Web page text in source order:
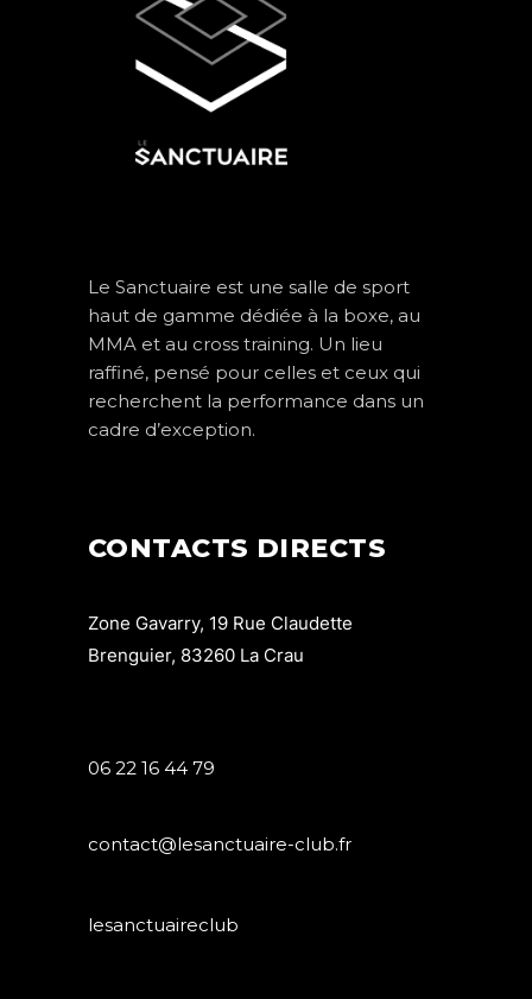
Le Sanctuaire est une salle de sport
haut de gamme dédiée à la boxe, au
MMA et au cross training. Un lieu
raffiné, pensé pour celles et ceux qui
recherchent la performance dans un
cadre d’exception.
CONTACTS DIRECTS
Zone Gavarry, 19 Rue Claudette
Brenguier, 83260 La Crau
06 22 16 44 79
contact@lesanctuaire-club.fr
lesanctuaireclub